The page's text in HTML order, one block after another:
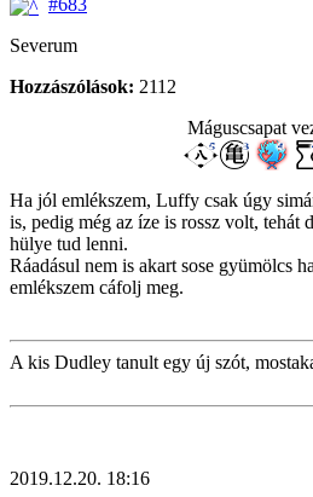
#683
Severum
Hozzászólások: 2112
Máguscsapat
Ha jól emlékszem, Luffy csak úgy
is, pedig még az íze is rossz volt, tehát
hülye tud lenni.
Ráadásul nem is akart sose gyümölcs
emlékszem cáfolj meg.
A kis Dudley tanult egy új szót,
2019.12.20. 18:16